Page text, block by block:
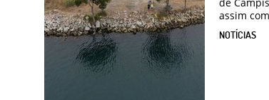
assim
NOTÍCIAS